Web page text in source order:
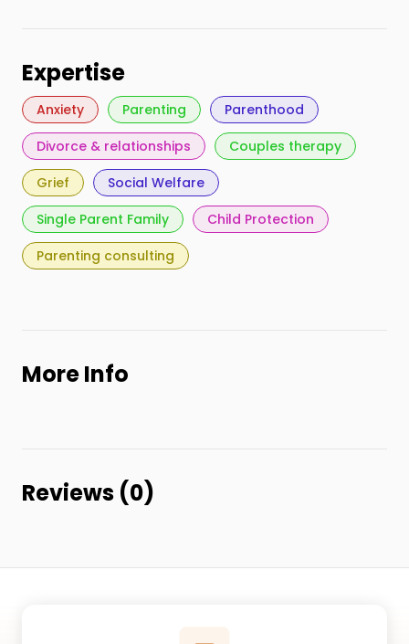
Expertise
Anxiety Parenting
Parenthood
Divorce & relationships
Couples therapy
Grief
Social Welfare
Single Parent Family
Child Protection
Parenting consulting
More Info
Reviews (0)